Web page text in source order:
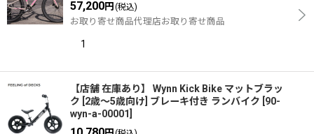
57,200円 (税込)
お取り寄せ商品代理店お取り寄せ商品
1
【店舗 在庫あり】 Wynn Kick Bike マットブラッ
ク [2歳〜5歳向け] ブレーキ付き ランバイク 90-
wyn-a-00001